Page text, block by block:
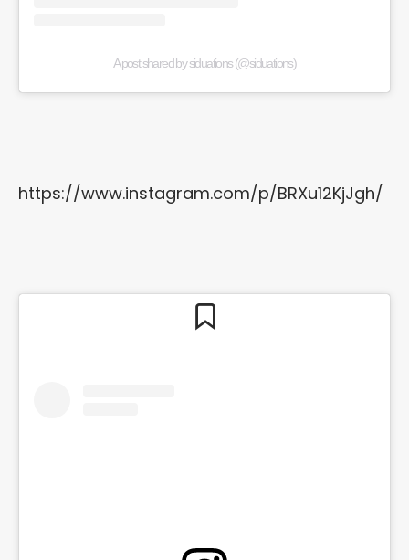
A post shared by siduations (@siduations)
https://www.instagram.com/p/BRXu12KjJgh/